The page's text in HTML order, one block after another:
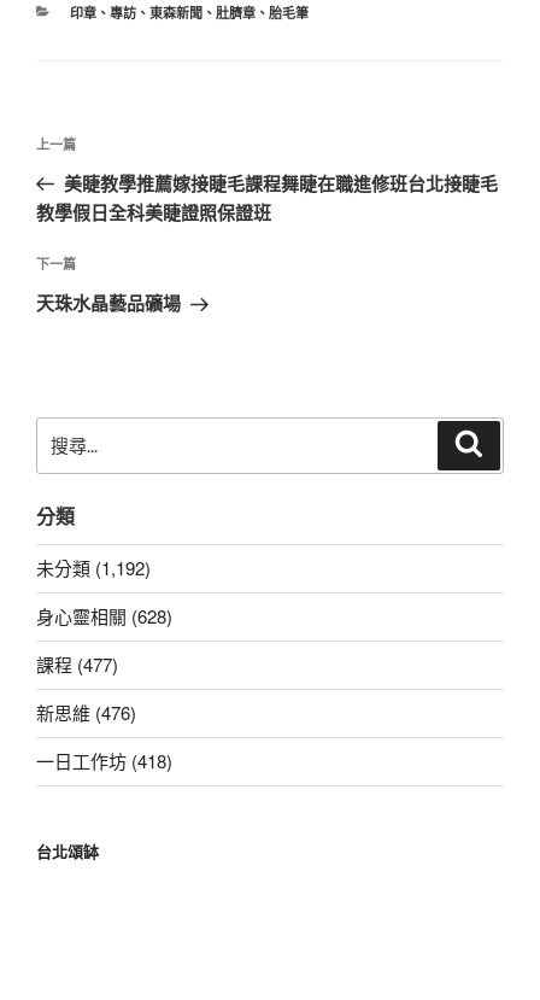
分
印章、 專訪、 東森新聞 、 肚臍章、 胎毛筆
文
導
覽
上
一
篇
章
上一篇
美睫教學推薦嫁接睫毛課程舞睫在職進修班台北接睫毛
教學假日全科美睫證照保證班
下
一
下一篇
天珠水晶藝品礦場
尋
鍵
字:
分類
未分類 (1,192)
身心靈相關 (628)
課程 (477)
新思維 (476)
一日工作坊 (418)
台北頌缽